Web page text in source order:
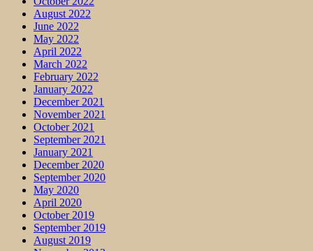
August 2022
June 2022
May 2022
April 2022
March 2022
February 2022
January 2022
December 2021
November 2021
October 2021
September 2021
January 2021
December 2020
September 2020
May 2020
April 2020
October 2019
September 2019
August 2019